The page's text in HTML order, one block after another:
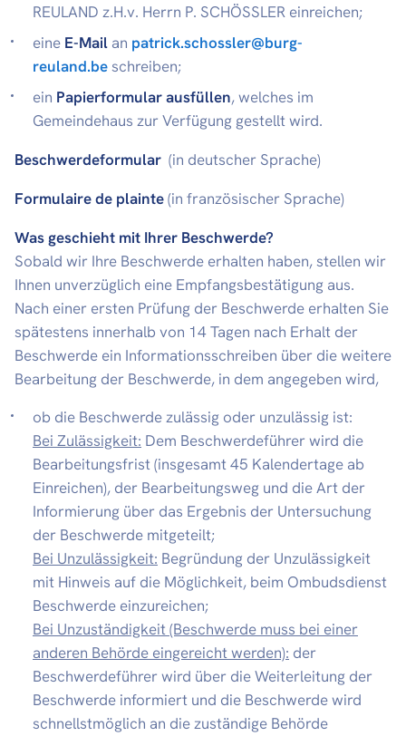
REULAND z.H.v. Herrn P. SCHÖSSLER einreichen;
eine E-Mail an patrick.schossler@burg-
reuland.beschreiben;
ein Papierformular ausfüllen, welches im
Gemeindehaus zur Verfügung gestellt wird.
Beschwerdeformular (in deutscher Sprache)
Formulaire de plainte(in französischer Sprache)
Was geschieht mit Ihrer Beschwerde?
Sobald wir Ihre Beschwerde erhalten haben, stellen wir
Ihnen unverzüglich eine Empfangsbestätigung aus.
Nach einer ersten Prüfung der Beschwerde erhalten Sie
spätestens innerhalb von 14 Tagen nach Erhalt der
Beschwerde ein Informationsschreiben über die weitere
Bearbeitung der Beschwerde, in dem angegeben wird,
ob die Beschwerde zulässig oder unzulässig ist:
Bei Zulässigkeit: Dem Beschwerdeführer wird die
Bearbeitungsfrist (insgesamt 45 Kalendertage ab
Einreichen), der Bearbeitungsweg und die Art der
Informierung über das Ergebnis der Untersuchung
der Beschwerde mitgeteilt;
Bei Unzulässigkeit: Begründung der Unzulässigkeit
mit Hinweis auf die Möglichkeit, beim Ombudsdienst
Beschwerde einzureichen;
Bei Unzuständigkeit (Beschwerde muss bei einer
anderen Behörde eingereicht werden): der
Beschwerdeführer wird über die Weiterleitung der
Beschwerde informiert und die Beschwerde wird
schnellstmöglich an die zuständige Behörde